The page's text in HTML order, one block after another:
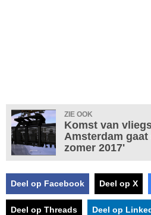
ZIE OOK
Komst van
Amsterdam
zomer 2017'
Deel op Facebook Deel op X
Deel op Threads Deel op